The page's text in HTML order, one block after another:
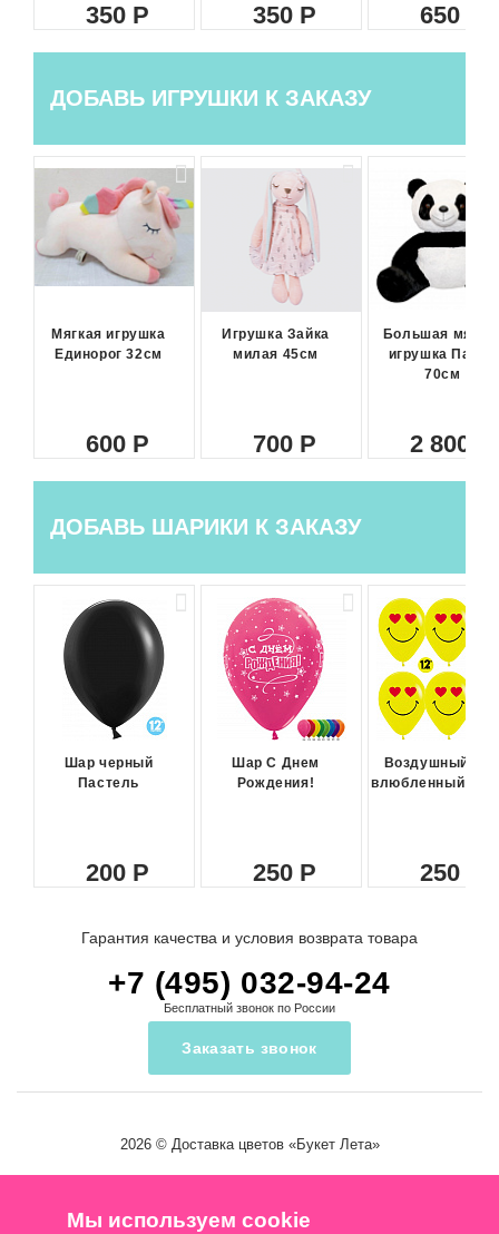
350 350 650
ДОБАВЬ ИГРУШКИ К ЗАКАЗУ
Мягкая игрушка
Единорог 32см
600
Игрушка Зайка
милая 45см
700
Большая
игрушка Панда
70см
2 800
ДОБАВЬ ШАРИКИ К ЗАКАЗУ
Шар черный
Пастель
200
Шар С Днем
Рождения!
250
Воздушный
влюбленный
250
Гарантия качества и условия возврата товара
+7 (495) 032-94-24
Бесплатный звонок по России
Заказать звонок
2026 © Доставка цветов«Букет Лета»
Мы используем cookie